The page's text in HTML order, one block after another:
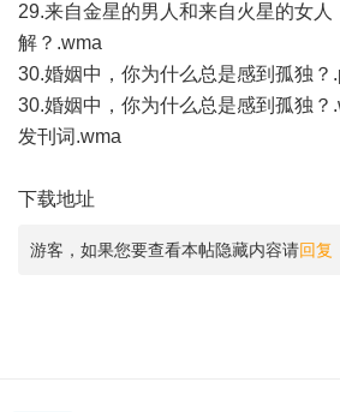
29.来自金星的男人和来自火星的女人
解？.wma
30.婚姻中，你为什么总是感到孤独？
30.婚姻中，你为什么总是感到孤独？
发刊词.wma
下载地址
游客，如果您要查看本帖隐藏内容请回复